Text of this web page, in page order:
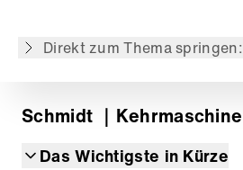
Direkt zum Thema springen:
Zurück zur Übersicht
Schmidt ｜Kehrmaschine
Das Wichtigste in Kürze